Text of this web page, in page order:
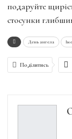
подаруйте
стосунки
День ангела
Поділитись